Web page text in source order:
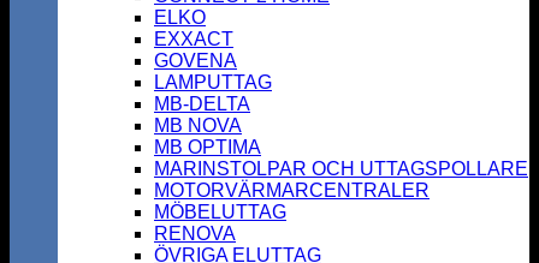
ELKO
EXXACT
GOVENA
LAMPUTTAG
MB-DELTA
MB NOVA
MB OPTIMA
MARINSTOLPAR OCH UTTAGSPOLLARE
MOTORVÄRMARCENTRALER
MÖBELUTTAG
RENOVA
ÖVRIGA ELUTTAG